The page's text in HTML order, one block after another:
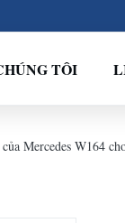
TÔI
Mercedes W164